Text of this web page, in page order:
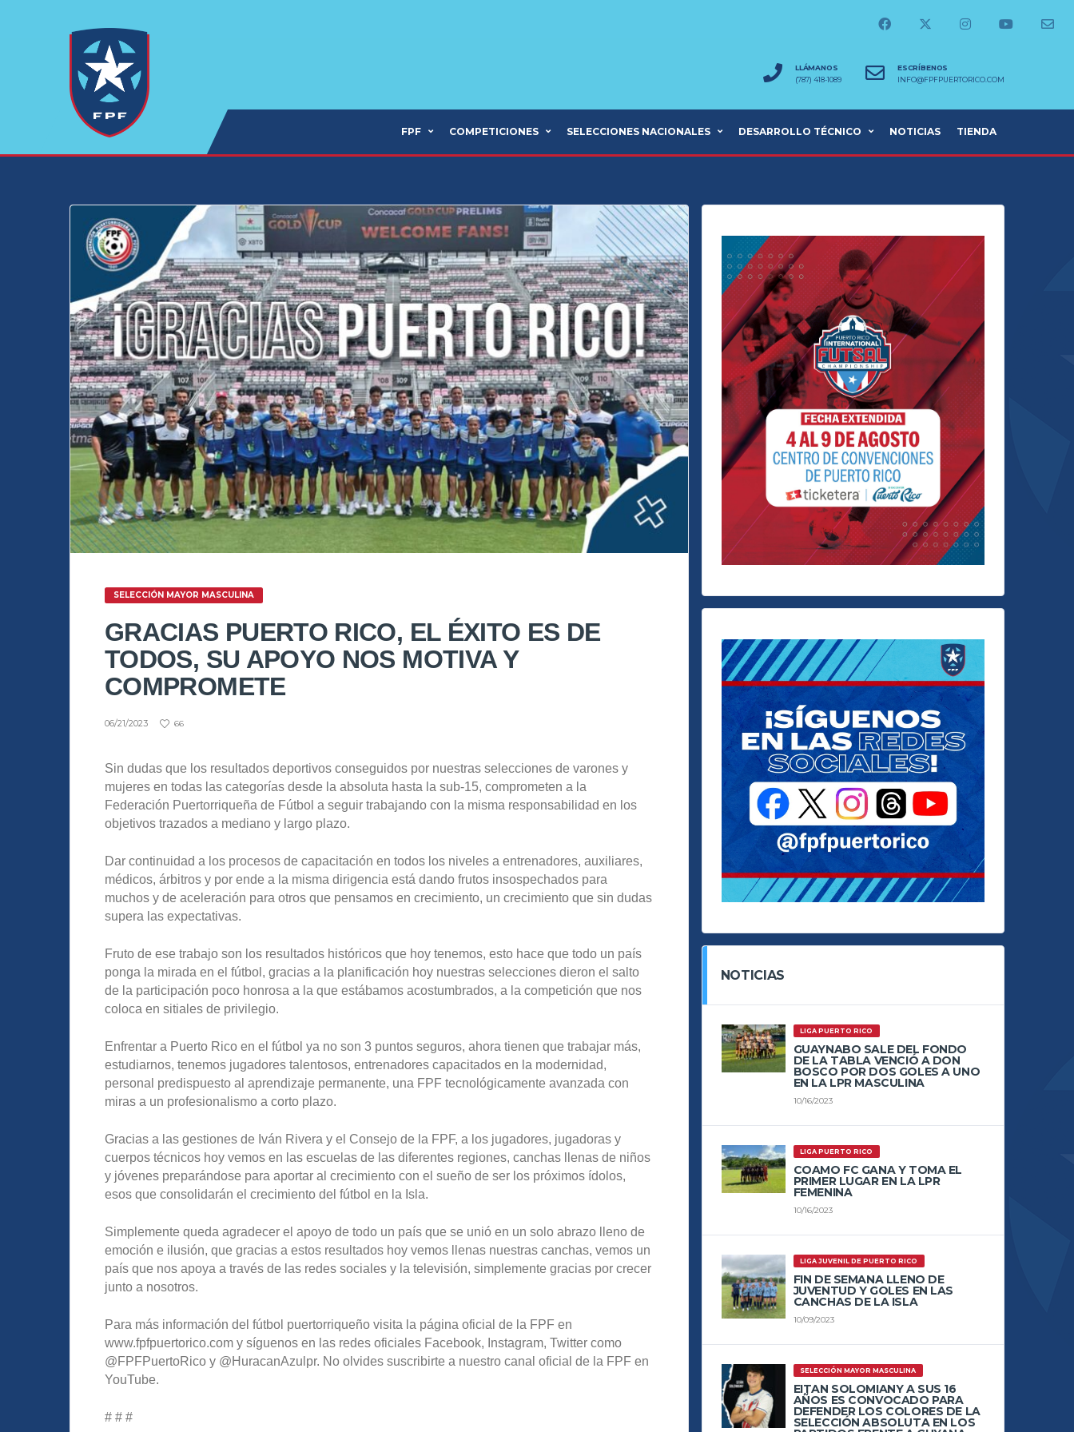
LLÁMANOS
(787) 418-1089
ESCRÍBENOS
INFO@FPFPUERTORICO.COM
FPF COMPETICIONES SELECCIONES NACIONALES DESARROLLO TÉCNICO NOTICIAS TIENDA
SELECCIÓN MAYOR MASCULINA
GRACIAS PUERTO RICO, EL ÉXITO ES DE
TODOS, SU APOYO NOS MOTIVA Y
COMPROMETE
06/21/2023 66
Sin dudas que los resultados deportivos conseguidos por nuestras selecciones de varones y
mujeres en todas las categorías desde la absoluta hasta la sub-15, comprometen a la
Federación Puertorriqueña de Fútbol a seguir trabajando con la misma responsabilidad en los
objetivos trazados a mediano y largo plazo.
Dar continuidad a los procesos de capacitación en todos los niveles a entrenadores, auxiliares,
médicos, árbitros y por ende a la misma dirigencia está dando frutos insospechados para
muchos y de aceleración para otros que pensamos en crecimiento, un crecimiento que sin dudas
supera las expectativas.
Fruto de ese trabajo son los resultados históricos que hoy tenemos, esto hace que todo un país
ponga la mirada en el fútbol, gracias a la planificación hoy nuestras selecciones dieron el salto
de la participación poco honrosa a la que estábamos acostumbrados, a la competición que nos
coloca en sitiales de privilegio.
Enfrentar a Puerto Rico en el fútbol ya no son 3 puntos seguros, ahora tienen que trabajar más,
estudiarnos, tenemos jugadores talentosos, entrenadores capacitados en la modernidad,
personal predispuesto al aprendizaje permanente, una FPF tecnológicamente avanzada con
miras a un profesionalismo a corto plazo.
Gracias a las gestiones de Iván Rivera y el Consejo de la FPF, a los jugadores, jugadoras y
cuerpos técnicos hoy vemos en las escuelas de las diferentes regiones, canchas llenas de niños
y jóvenes preparándose para aportar al crecimiento con el sueño de ser los próximos ídolos,
esos que consolidarán el crecimiento del fútbol en la Isla.
Simplemente queda agradecer el apoyo de todo un país que se unió en un solo abrazo lleno de
emoción e ilusión, que gracias a estos resultados hoy vemos llenas nuestras canchas, vemos un
país que nos apoya a través de las redes sociales y la televisión, simplemente gracias por crecer
junto a nosotros.
Para más información del fútbol puertorriqueño visita la página oficial de la FPF en
www.fpfpuertorico.com y síguenos en las redes oficiales Facebook, Instagram, Twitter como
@FPFPuertoRico y @HuracanAzulpr. No olvides suscribirte a nuestro canal oficial de la FPF en
YouTube.
# # #
NOTICIAS
LIGA PUERTO RICO
GUAYNABO SALE DEL FONDO
DE LA TABLA VENCIÓ A DON
BOSCO POR DOS GOLES A UNO
EN LA LPR MASCULINA
10/16/2023
LIGA PUERTO RICO
COAMO FC GANA Y TOMA EL
PRIMER LUGAR EN LA LPR
FEMENINA
10/16/2023
LIGA JUVENIL DE PUERTO RICO
FIN DE SEMANA LLENO DE
JUVENTUD Y GOLES EN LAS
CANCHAS DE LA ISLA
10/09/2023
SELECCIÓN MAYOR MASCULINA
EITAN SOLOMIANY A SUS 16
AÑOS ES CONVOCADO PARA
DEFENDER LOS COLORES DE LA
SELECCIÓN ABSOLUTA EN LOS